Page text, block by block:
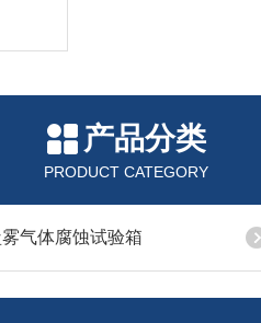
产品分类
PRODUCT CATEGORY
气体腐蚀试验箱